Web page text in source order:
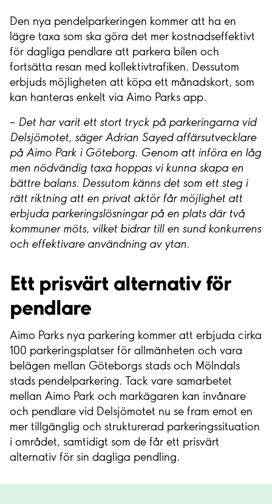
Den nya pendelparkeringen kommer att ha en
lägre taxa som ska göra det mer kostnadseffektivt
för dagliga pendlare att parkera bilen och
fortsätta resan med kollektivtrafiken. Dessutom
erbjuds möjligheten att köpa ett månadskort, som
kan hanteras enkelt via Aimo Parks app.
– Det har varit ett stort tryck på parkeringarna vid
Delsjömotet, säger Adrian Sayed affärsutvecklare
på Aimo Park i Göteborg. Genom att införa en låg
men nödvändig taxa hoppas vi kunna skapa en
bättre balans. Dessutom känns det som ett steg i
rätt riktning att en privat aktör får möjlighet att
erbjuda parkeringslösningar på en plats där två
kommuner möts, vilket bidrar till en sund konkurrens
och effektivare användning av ytan.
Ett prisvärt alternativ för
pendlare
Aimo Parks nya parkering kommer att erbjuda cirka
100 parkeringsplatser för allmänheten och vara
belägen mellan Göteborgs stads och Mölndals
stads pendelparkering. Tack vare samarbetet
mellan Aimo Park och markägaren kan invånare
och pendlare vid Delsjömotet nu se fram emot en
mer tillgänglig och strukturerad parkeringssituation
i området, samtidigt som de får ett prisvärt
alternativ för sin dagliga pendling.